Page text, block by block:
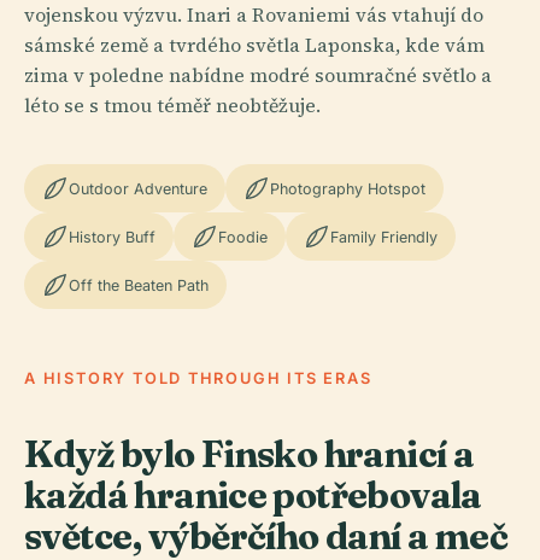
vojenskou výzvu. Inari a Rovaniemi vás vtahují do
sámské země a tvrdého světla Laponska, kde vám
zima v poledne nabídne modré soumračné světlo a
léto se s tmou téměř neobtěžuje.
Outdoor Adventure Photography Hotspot
History Buff Foodie Family Friendly
Off the Beaten Path
A HISTORY TOLD THROUGH ITS ERAS
Když bylo Finsko hranicí a
každá hranice potřebovala
světce, výběrčího daní a meč